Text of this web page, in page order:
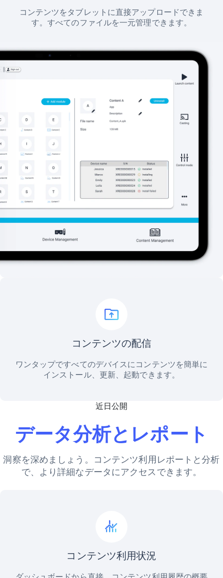
コンテンツをタブレットに直接アップロードできま
す。すべてのファイルを一元管理できます。
コンテンツの配信
ワンタップですべてのデバイスにコンテンツを簡単に
インストール、更新、起動できます。
近日公開
データ分析とレポート
洞察を深めましょう。コンテンツ利用レポートと分析
で、より詳細なデータにアクセスできます。
コンテンツ利用状況